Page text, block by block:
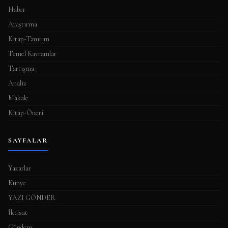
a
s
ı
Haber
Araştırma
Kitap-Tanıtım
Temel Kavramlar
Tartışma
Analiz
Makale
Kitap-Öneri
SAYFALAR
Yazarlar
Künye
YAZI GÖNDER
İktisat